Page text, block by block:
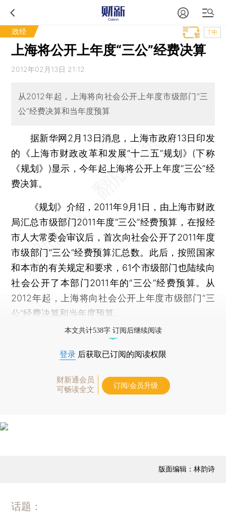
政经 T中
上海将公开上年度“三公”经费决算
2012年02月13日 21:12
从2012年起，上海将向社会公开上年度市级部门“三
公”经费决算和当年度预算
据新华网2月13日消息，上海市政府13日印发
的《上海市财政改革和发展“十二五”规划》(下称
《规划》)显示，今年起上海将公开上年度“三公”经
费决算。
《规划》介绍，2011年9月1日，由上海市财政
局汇总市级部门2011年度“三公”经费预算，在报经
市人大常委会审议后，首次向社会公开了2011年度
市级部门“三公”经费预算汇总数。此后，按照国家
和本市的有关规定和要求，61个市级部门也陆续向
社会公开了本部门2011年的“三公”经费预算。从
2012年起，上海将向社会公开上年度市级部门“三
公”经费决算和当年度预算。
本文共计538字 订阅后继续阅读
登录 后获取已订阅的阅读权限
财新通会员
可畅读全文
订阅/会员升级
版面编辑：林韵诗
话题：